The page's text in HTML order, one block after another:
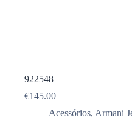
922548
€145.00
Acessórios, Armani